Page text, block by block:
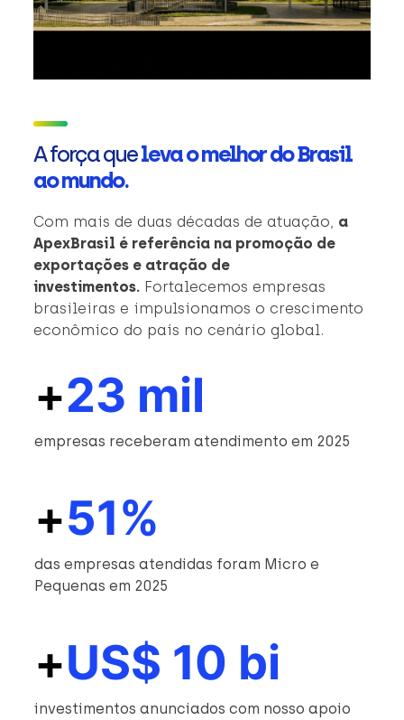
A força queleva o melhor do Brasil
ao mundo.
Com mais de duas décadas de atuação, a
ApexBrasil é referência na promoção de
exportações e atração de
investimentos. Fortalecemos empresas
brasileiras e impulsionamos o crescimento
econômico do país no cenário global.
+23 mil
empresas receberam atendimento em 2025
+51%
das empresas atendidas foram Micro e
Pequenas em 2025
+US$ 10 bi
investimentos anunciados com nosso apoio